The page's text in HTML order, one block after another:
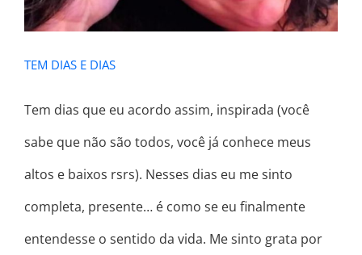
TEM DIAS E DIAS
Tem dias que eu acordo assim, inspirada (você
sabe que não são todos, você já conhece meus
altos e baixos rsrs). Nesses dias eu me sinto
completa, presente… é como se eu finalmente
entendesse o sentido da vida. Me sinto grata por